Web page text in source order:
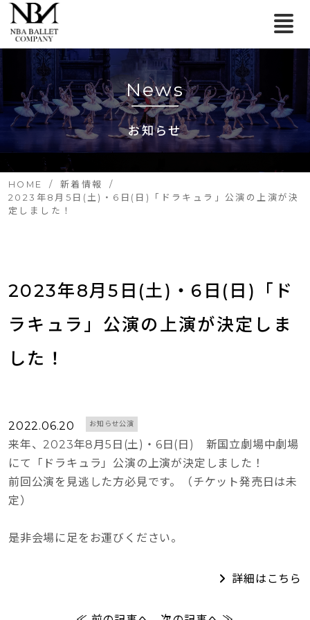
News
お知らせ
HOME
新着情報
2023年8月5日(土)・6日(日)「ドラキュラ」公演の上演が決
定しました！
2023年8月5日(土)・6日(日)「ド
ラキュラ」公演の上演が決定しま
した！
2022.06.20 お知らせ公演
来年、2023年8月5日(土)・6日(日) 新国立劇場中劇場
にて「ドラキュラ」公演の上演が決定しました！
前回公演を見逃した方必見です。（チケット発売日は未
定）
是非会場に足をお運びください。
詳細はこちら